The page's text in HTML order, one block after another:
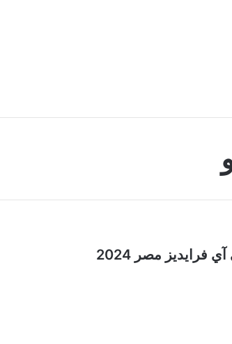
مصر 2024